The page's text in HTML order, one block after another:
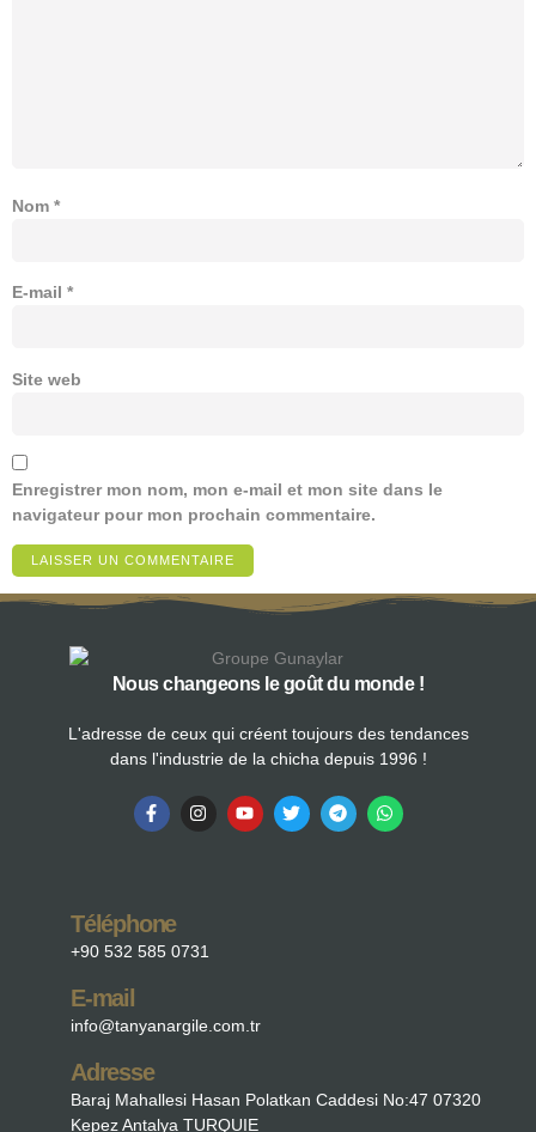
Nom *
E-mail *
Site web
Enregistrer mon nom, mon e-mail et mon site dans le
navigateur pour mon prochain commentaire.
Nous changeons le goût du monde !
L'adresse de ceux qui créent toujours des tendances
dans l'industrie de la chicha depuis 1996 !
Téléphone
+90 532 585 0731
E-mail
info@tanyanargile.com.tr
Adresse
Baraj Mahallesi Hasan Polatkan Caddesi No:47 07320
Kepez Antalya TURQUIE